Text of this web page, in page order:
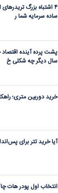
۴ اشتباه بزرگ
ساده سرمایه شما ر
سال دیگر چه شکلی خ
خرید دوربین متری؛
آیا خرید تتر برای
انتخاب اول پودر هات